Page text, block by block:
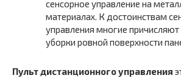
сенсорное управление на
материалах. К достоинствам
управления многие причисляют
уборки ровной поверхности
Пульт дистанционного управления